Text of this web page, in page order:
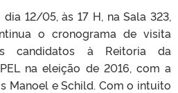
dia 12/05, às 17 H, na Sala 323,
o cronograma de visita
candidatos à Reitoria da
na eleição de 2016, com a
Manoel e Schild. Com o intuito